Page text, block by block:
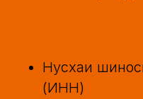
Нусхаи
(ИНН)